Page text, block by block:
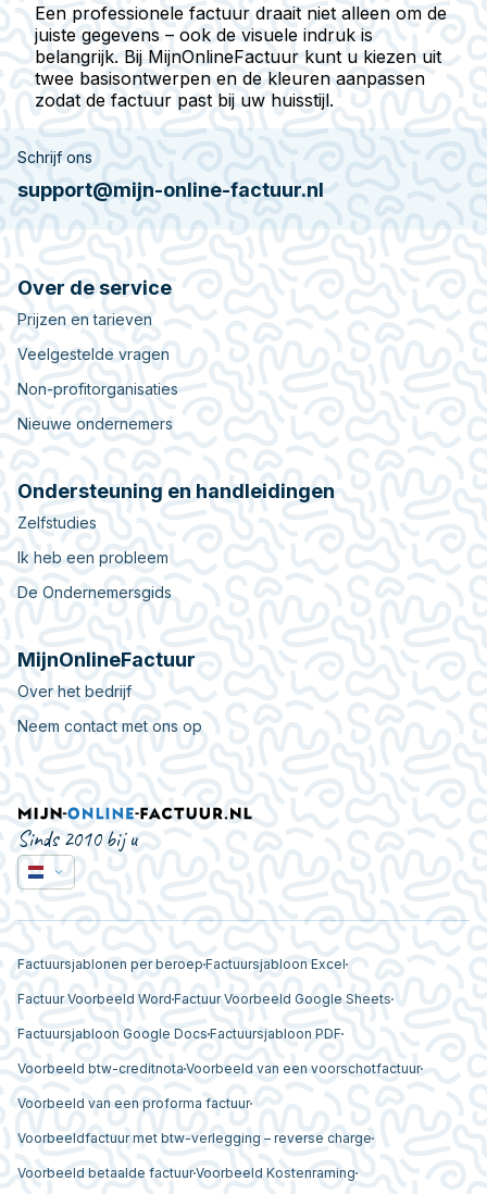
Een professionele factuur draait niet alleen om de
juiste gegevens – ook de visuele indruk is
belangrijk. Bij MijnOnlineFactuur kunt u kiezen uit
twee basisontwerpen en de kleuren aanpassen
zodat de factuur past bij uw huisstijl.
Schrijf ons
support@mijn-online-factuur.nl
Over de service
Prijzen en tarieven
Veelgestelde vragen
Non-profitorganisaties
Nieuwe ondernemers
Ondersteuning en handleidingen
Zelfstudies
Ik heb een probleem
De Ondernemersgids
MijnOnlineFactuur
Over het bedrijf
Neem contact met ons op
Sinds 2010 bij u
Factuursjablonen per beroep Factuursjabloon Excel
Factuur Voorbeeld Word Factuur Voorbeeld Google Sheets
Factuursjabloon Google Docs Factuursjabloon PDF
Voorbeeld btw-creditnota Voorbeeld van een voorschotfactuur
Voorbeeld van een proforma factuur
Voorbeeldfactuur met btw-verlegging – reverse charge
Voorbeeld betaalde factuurVoorbeeld Kostenraming